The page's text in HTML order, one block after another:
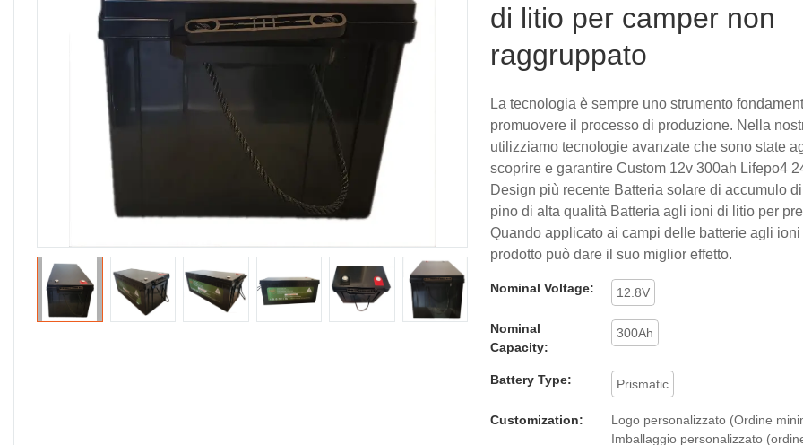
di litio per camper non
raggruppato
La tecnologia è sempre uno strumento
promuovere il processo di produzione. Nella
utilizziamo tecnologie avanzate che sono state
scoprire e garantire Custom 12v 300ah Lifepo4
Design più recente Batteria solare di accumulo
pino di alta qualità Batteria agli ioni di litio per
Quando applicato ai campi delle batterie agli ioni
prodotto può dare il suo miglior effetto.
Nominal Voltage: 12.8V
Nominal
Capacity:
300Ah
Battery Type: Prismatic
Customization:
Logo personalizzato (Ordine
Imballaggio personalizzato